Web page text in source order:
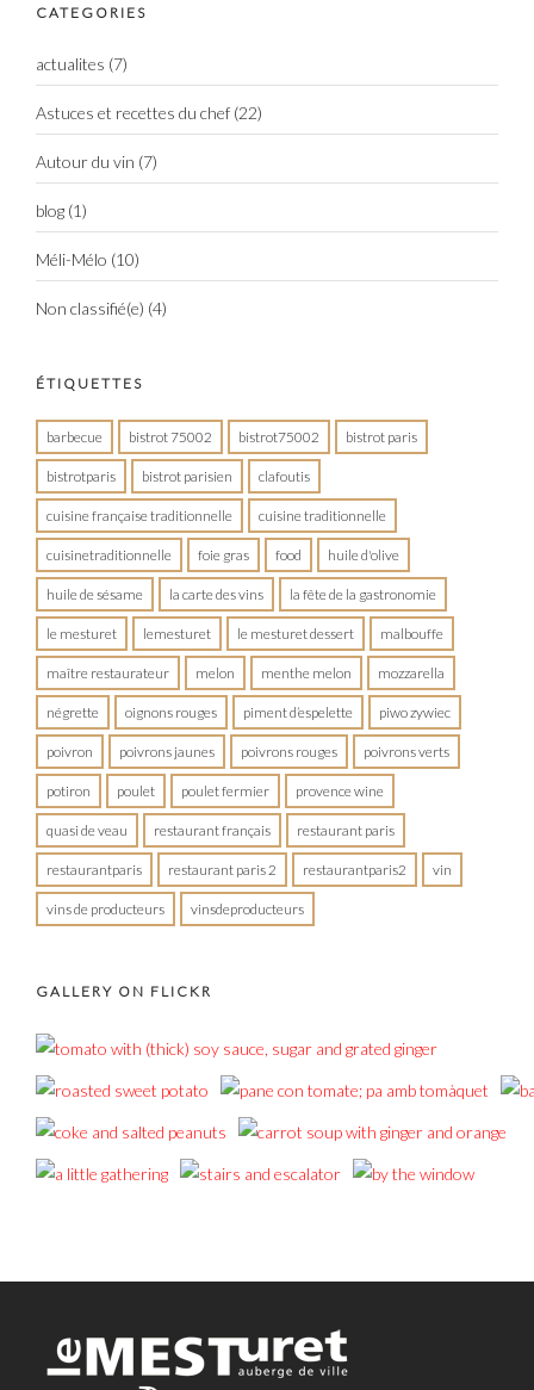
CATEGORIES
actualites (7)
Astuces et recettes du chef (22)
Autour du vin (7)
blog (1)
Méli-Mélo (10)
Non classifié(e) (4)
ÉTIQUETTES
barbecue bistrot 75002 bistrot75002 bistrot paris
bistrotparis bistrot parisien clafoutis
cuisine française traditionnelle cuisine traditionnelle
cuisinetraditionnelle foie gras food huile d'olive
huile de sésame la carte des vins la fête de la gastronomie
le mesturet lemesturet le mesturet dessert malbouffe
maître restaurateur melon menthe melon mozzarella
négrette oignons rouges piment d’espelette piwo zywiec
poivron poivrons jaunes poivrons rouges poivrons verts
potiron poulet poulet fermier provence wine
quasi de veau restaurant français restaurant paris
restaurantparis restaurant paris 2 restaurantparis2 vin
vins de producteurs vinsdeproducteurs
GALLERY ON FLICKR